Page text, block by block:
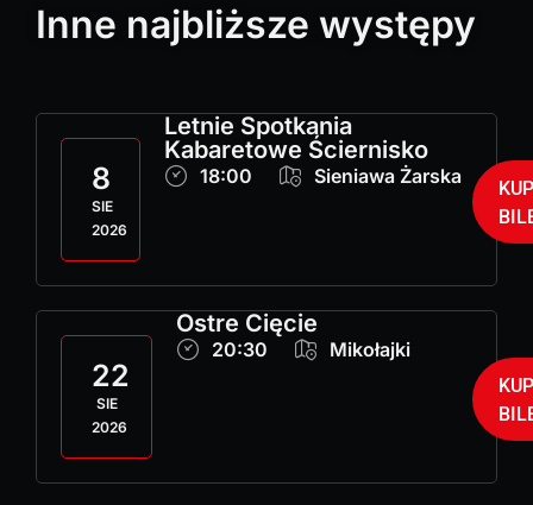
Inne najbliższe występy
8
SIE
2026
Letnie Spotkania
Kabaretowe Ściernisko
18:00 Sieniawa Żarska
KUP
22
SIE
2026
Ostre Cięcie
20:30 Mikołajki
KUP